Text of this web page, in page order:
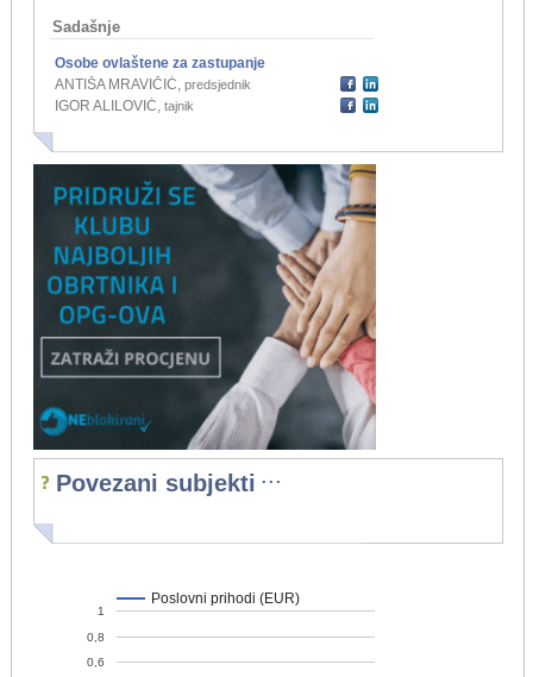
Sadašnje
Osobe ovlaštene za zastupanje
ANTIŠA MRAVIČIĆ, predsjednik
IGOR ALILOVIĆ, tajnik
Povezani subjekti ...
Poslovni prihodi (EUR)
0,6
0,8
1